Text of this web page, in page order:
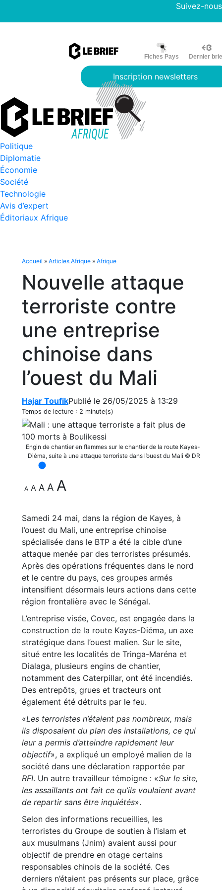
Suivez-nous
Fiches Pays Dernier
Inscription newsletters
Politique
Diplomatie
Économie
Société
Technologie
Avis d’expert
Éditoriaux Afrique
Accueil » Articles Afrique » Afrique
Nouvelle attaque
terroriste contre
une entreprise
chinoise dans
l’ouest du Mali
Hajar ToufikPublié le 26/05/2025 à 13:29
Temps de lecture : 2 minute(s)
Engin de chantier en flammes sur le chantier de la route Kayes-
Diéma, suite à une attaque terroriste dans l’ouest du Mali © DR
A A A A A
Samedi 24 mai, dans la région de Kayes, à
l’ouest du Mali, une entreprise chinoise
spécialisée dans le BTP a été la cible d’une
attaque menée par des terroristes présumés.
Après des opérations fréquentes dans le nord
et le centre du pays, ces groupes armés
intensifient désormais leurs actions dans cette
région frontalière avec le Sénégal.
L’entreprise visée, Covec, est engagée dans la
construction de la route Kayes-Diéma, un axe
stratégique dans l’ouest malien. Sur le site,
situé entre les localités de Tringa-Maréna et
Dialaga, plusieurs engins de chantier,
notamment des Caterpillar, ont été incendiés.
Des entrepôts, grues et tracteurs ont
également été détruits par le feu.
«Les terroristes n’étaient pas nombreux, mais
ils disposaient du plan des installations, ce qui
leur a permis d’atteindre rapidement leur
objectif», a expliqué un employé malien de la
société dans une déclaration rapportée par
RFI. Un autre travailleur témoigne : «Sur le site,
les assaillants ont fait ce qu’ils voulaient avant
de repartir sans être inquiétés».
Selon des informations recueillies, les
terroristes du Groupe de soutien à l’islam et
aux musulmans (Jnim) avaient aussi pour
objectif de prendre en otage certains
responsables chinois de la société. Ces
derniers n’étaient pas présents sur place, grâce